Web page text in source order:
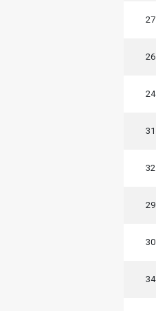
27
26
24
31
32
29
30
34